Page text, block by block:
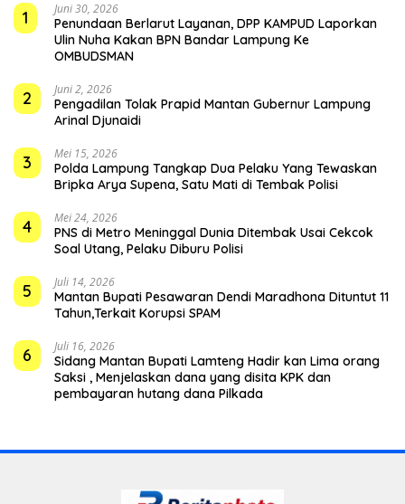
1
Juni 30, 2026
Penundaan Berlarut Layanan, DPP KAMPUD Laporkan
Ulin Nuha Kakan BPN Bandar Lampung Ke
OMBUDSMAN
2 Juni 2, 2026
Pengadilan Tolak Prapid Mantan Gubernur Lampung
Arinal Djunaidi
3 Mei 15, 2026
Polda Lampung Tangkap Dua Pelaku Yang Tewaskan
Bripka Arya Supena, Satu Mati di Tembak Polisi
4 Mei 24, 2026
PNS di Metro Meninggal Dunia Ditembak Usai Cekcok
Soal Utang, Pelaku Diburu Polisi
5 Juli 14, 2026
Mantan Bupati Pesawaran Dendi Maradhona Dituntut 11
Tahun,Terkait Korupsi SPAM
6 Juli 16, 2026
Sidang Mantan Bupati Lamteng Hadir kan Lima orang
Saksi , Menjelaskan dana yang disita KPK dan
pembayaran hutang dana Pilkada